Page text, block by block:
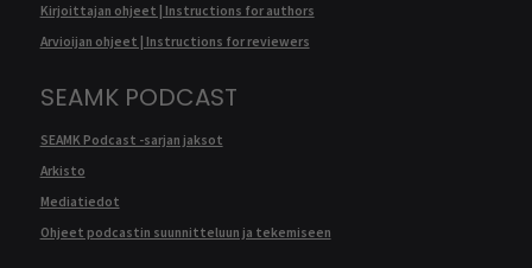
Kirjoittajan ohjeet | Instructions for authors
Arvioijan ohjeet | Instructions for reviewers
SEAMK PODCAST
SEAMK Podcast -sarjan jaksot
Arkisto
Mediatiedot
Ohjeet podcastin suunnitteluun ja tekemiseen